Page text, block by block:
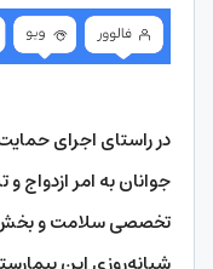
در راستای اجرای
جوانان به امر
تخصصی سلامت و